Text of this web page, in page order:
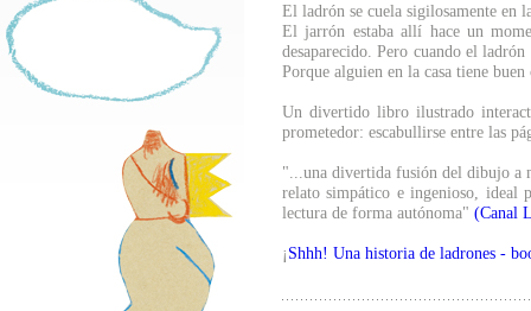
El ladrón se cuela sigilosamente en
El jarrón estaba allí hace un
desaparecido. Pero cuando el
Porque alguien en la casa tiene
Un divertido libro ilustrado
prometedor: escabullirse entre las
"...una divertida fusión del dibujo a
relato simpático e ingenioso, ideal
lectura de forma autónoma" (Canal
¡Shhh! Una historia de ladrones -